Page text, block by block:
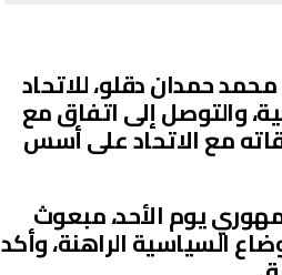
حمدان دقلو، للاتحاد
والتوصل إلى اتفاق مع
مع الاتحاد على أسس
يوم الأحد، مبعوث
السياسية الراهنة، وأكد